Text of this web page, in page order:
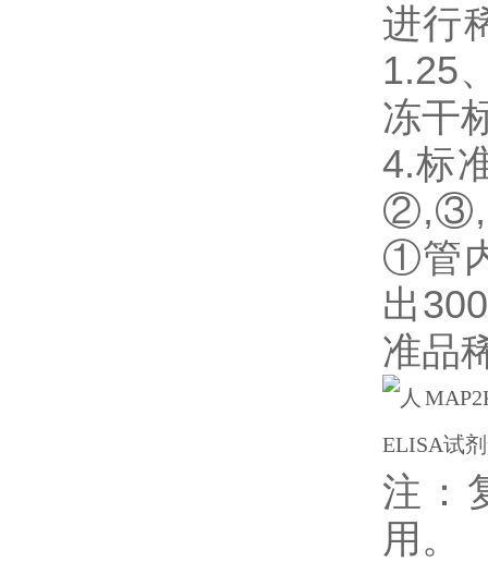
进行
1.25
冻干
4.标
①管
出
准品
注：
用。